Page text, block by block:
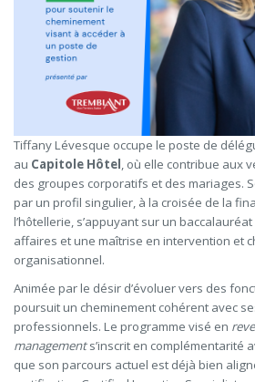
Tiffany Lévesque occupe le poste de
au Capitole Hôtel , où elle contribue aux
des groupes corporatifs et des mariages.
par un profil singulier, à la croisée de la
l’hôtellerie, s’appuyant sur un
affaires et une maîtrise en intervention et
organisationnel.
Animée par le désir d’évoluer vers des
poursuit un cheminement cohérent avec
professionnels. Le programme visé en
managements’inscrit en complémentarité
que son parcours actuel est déjà bien